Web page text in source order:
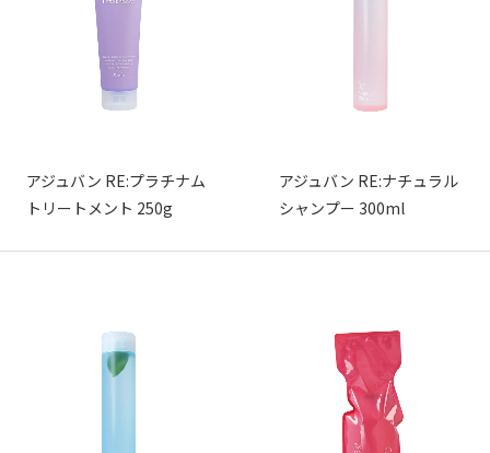
アジュバン RE:プラチナム
トリートメント 250g
アジュバン RE:ナチュラル
シャンプー 300ml